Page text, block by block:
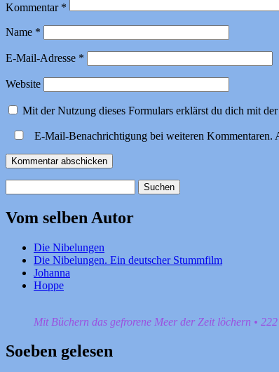
Kommentar *
Name *
E-Mail-Adresse *
Website
Mit der Nutzung dieses Formulars erklärst du dich mit
E-Mail-Benachrichtigung bei weiteren Kommentaren.
nach:
Vom selben Autor
Die Nibelungen
Die Nibelungen. Ein deutscher Stummfilm
Johanna
Hoppe
Mit Büchern das gefrorene Meer der Zeit löchern •
Soeben gelesen